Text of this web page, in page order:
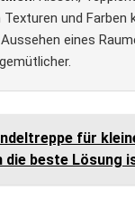
und Farben
eines
.
für
die beste Lösung